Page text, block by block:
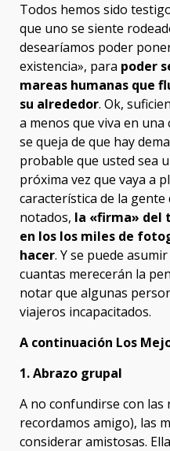
Todos hemos sido
que uno se siente
desearíamos poder
existencia», para poder
mareas humanas que
su alrededor. Ok,
a menos que viva en
se queja de que hay
probable que usted sea
próxima vez que vaya a
característica de la
notados, la «firma» del
en los los miles de
hacer. Y se puede
cuantas merecerán la
notar que algunas
viajeros incapacitados.
A continuación Los
1. Abrazo grupal
A no confundirse con las
recordamos amigo), las
considerar amistosas.